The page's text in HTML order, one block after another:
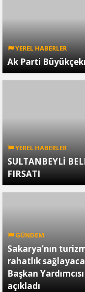
YEREL HABERLER
Ak Parti
YEREL HABERLER
SULTANBEYLİ
FIRSATI
GÜNDEM
Sakarya’nın
rahatlık
Başkan
açıkladı